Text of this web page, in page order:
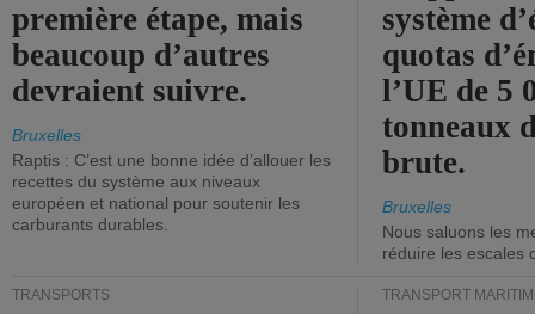
première étape, mais
beaucoup d’autres
devraient suivre.
Bruxelles
Raptis : C’est une bonne idée d’allouer les
recettes du système aux niveaux
européen et national pour soutenir les
carburants durables.
système
quotas
l’UE de 5
tonneaux
brute.
Bruxelles
Nous saluons les
réduire les escales
TRANSPORTS TRANSPORT